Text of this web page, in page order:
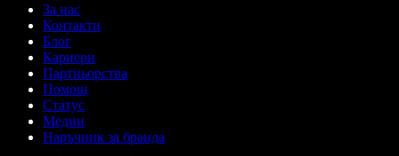
За нас
Контакти
Блог
Кариери
Партньорства
Помощ
Статус
Медии
Наръчник за бранда